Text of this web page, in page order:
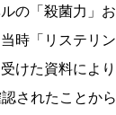
の「殺菌力」
時「リステリ
けた資料によ
されたことか